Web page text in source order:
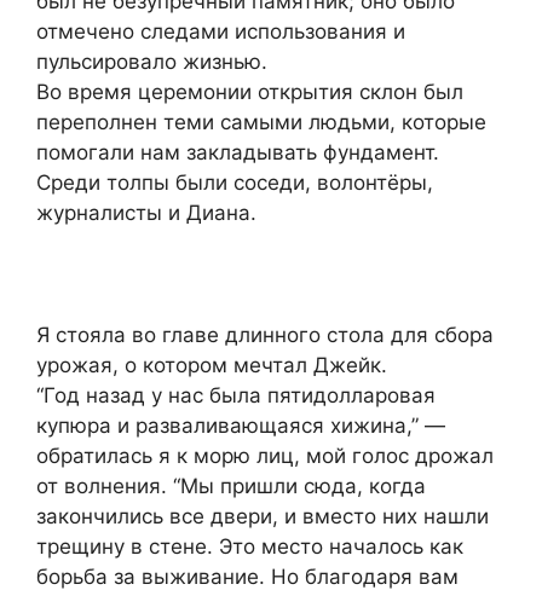
отмечено следами использования и
пульсировало жизнью.
Во время церемонии открытия склон был
переполнен теми самыми людьми, которые
помогали нам закладывать фундамент.
Среди толпы были соседи, волонтёры,
журналисты и Диана.
Я стояла во главе длинного стола для сбора
урожая, о котором мечтал Джейк.
“Год назад у нас была пятидолларовая
купюра и разваливающаяся хижина,” —
обратилась я к морю лиц, мой голос дрожал
от волнения. “Мы пришли сюда, когда
закончились все двери, и вместо них нашли
трещину в стене. Это место началось как
борьба за выживание. Но благодаря вам